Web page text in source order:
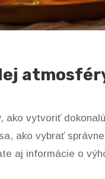
ako vytvoriť
ako vybrať
aj informácie o